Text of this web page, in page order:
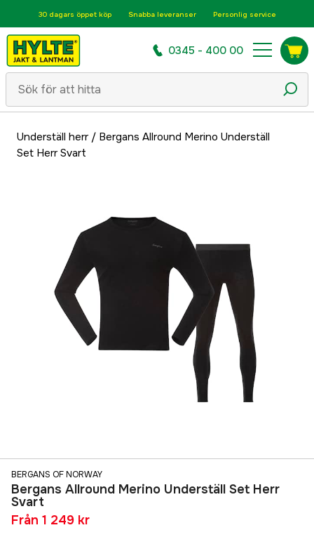
30 dagars öppet köp Snabba leveranser Personlig service
0345 - 400 00
Underställ herr/ Bergans Allround Merino Underställ
Set Herr Svart
BERGANS OF NORWAY
Bergans Allround Merino Underställ Set Herr
Svart
Från 1 249 kr